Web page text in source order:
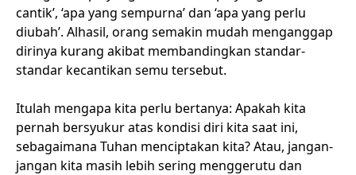
cantik’, ‘apa yang sempurna’ dan ‘apa yang perlu
diubah’. Alhasil, orang semakin mudah menganggap
dirinya kurang akibat membandingkan standar-
standar kecantikan semu tersebut.
Itulah mengapa kita perlu bertanya: Apakah kita
pernah bersyukur atas kondisi diri kita saat ini,
sebagaimana Tuhan menciptakan kita? Atau, jangan-
jangan kita masih lebih sering menggerutu dan